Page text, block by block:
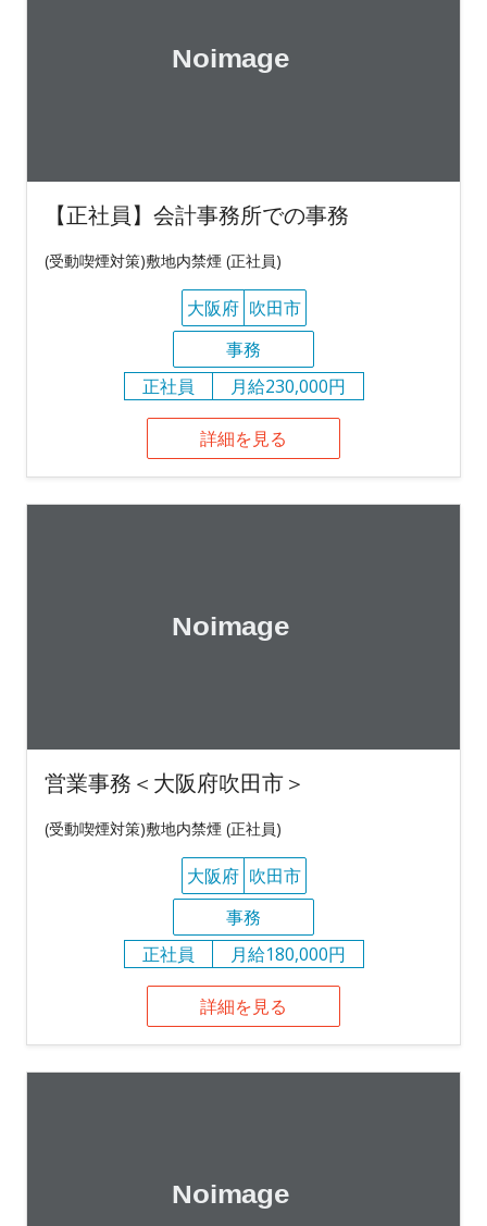
【正社員】会計事務所での事務
(受動喫煙対策)敷地内禁煙 (正社員)
大阪府 吹田市
事務
正社員
月給230,000円
詳細を見る
営業事務＜大阪府吹田市＞
(受動喫煙対策)敷地内禁煙 (正社員)
大阪府 吹田市
事務
正社員
月給180,000円
詳細を見る